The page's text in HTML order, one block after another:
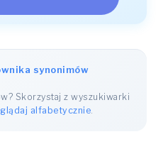
synonimów
Skorzystaj z wyszukiwarki
alfabetycznie